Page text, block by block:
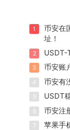
1
币安在
址！
2 USDT-
3 币安账
4 币安有
5 USDT
6 币安注
7
苹果手